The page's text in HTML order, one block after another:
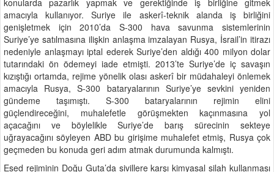
amacıyla kullanıyor. Suriye ile askerî-teknik alanda iş birliğini
genişletmek için 2010’da S-300 hava savunma sistemlerinin
Suriye’ye satılmasına ilişkin anlaşma imzalayan Rusya, İsrail’in itirazı
nedeniyle anlaşmayı iptal ederek Suriye’den aldığı 400 milyon dolar
tutarındaki ön ödemeyi iade etmişti. 2013’te Suriye’de iç savaşın
kızıştığı ortamda, rejime yönelik olası askerî bir müdahaleyi önlemek
amacıyla Rusya, S-300 bataryalarının Suriye’ye sevkini yeniden
gündeme taşımıştı. S-300 bataryalarının rejimin elini
güçlendireceğini, muhalefetle görüşmekten kaçınmasına yol
açacağını ve böylelikle Suriye’de barış sürecinin sekteye
uğrayacağını söyleyen ABD bu girişime muhalefet etmiş, Rusya çok
geçmeden bu konuda geri adım atmak durumunda kalmıştı.
Esed rejiminin Doğu Guta’da sivillere karşı kimyasal silah kullanması